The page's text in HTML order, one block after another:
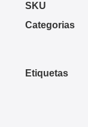
SKU
Categorias
Etiquetas